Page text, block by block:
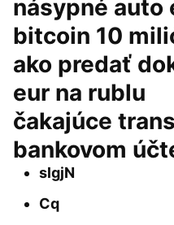
násypné auto
bitcoin 10
ako predať
eur na rublu
čakajúce
bankovom
slgjN
Cq